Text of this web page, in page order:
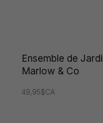
Ensemble de
Marlow & Co
49,95$CA